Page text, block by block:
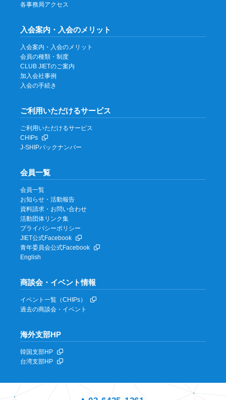
各事務局アクセス
入会案内・入会のメリット
入会案内・入会のメリット
会員の種類・制度
CLUB JIETのご案内
加入会社事例
入会の手続き
ご利用いただけるサービス
ご利用いただけるサービス
CHIPs
J-SHIPバックナンバー
会員一覧
会員一覧
お知らせ・活動報告
資料請求・お問い合わせ
活動団体リンク集
プライバシーポリシー
JIET公式Facebook
青年委員会公式Facebook
English
商談会・イベント情報
イベント一覧（CHIPs）
過去の商談会・イベント
海外支部HP
韓国支部HP
台湾支部HP